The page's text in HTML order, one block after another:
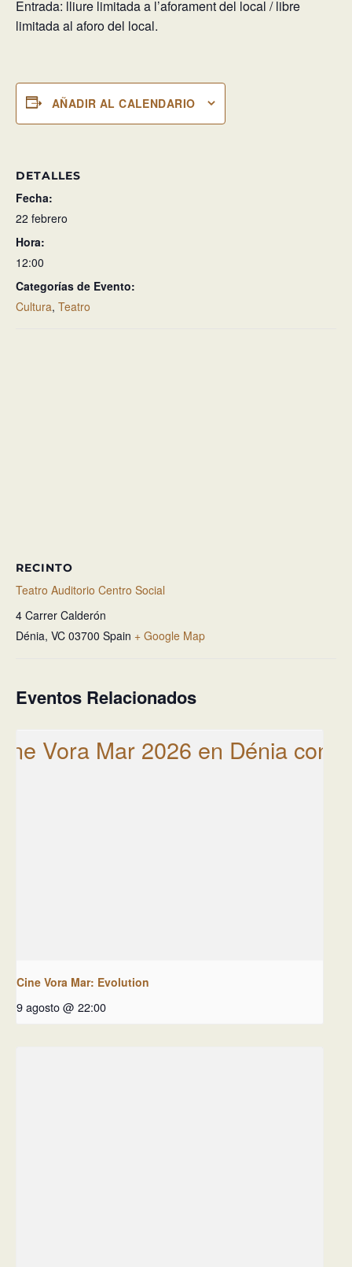
Entrada: lliure limitada a l’aforament del local / libre
limitada al aforo del local.
AÑADIR AL CALENDARIO
DETALLES
Fecha:
22 febrero
Hora:
12:00
Categorías de Evento:
Cultura, Teatro
RECINTO
Teatro Auditorio Centro Social
4 Carrer Calderón
Dénia, VC 03700 Spain + Google Map
Eventos Relacionados
Cine Vora Mar: Evolution
9 agosto @ 22:00